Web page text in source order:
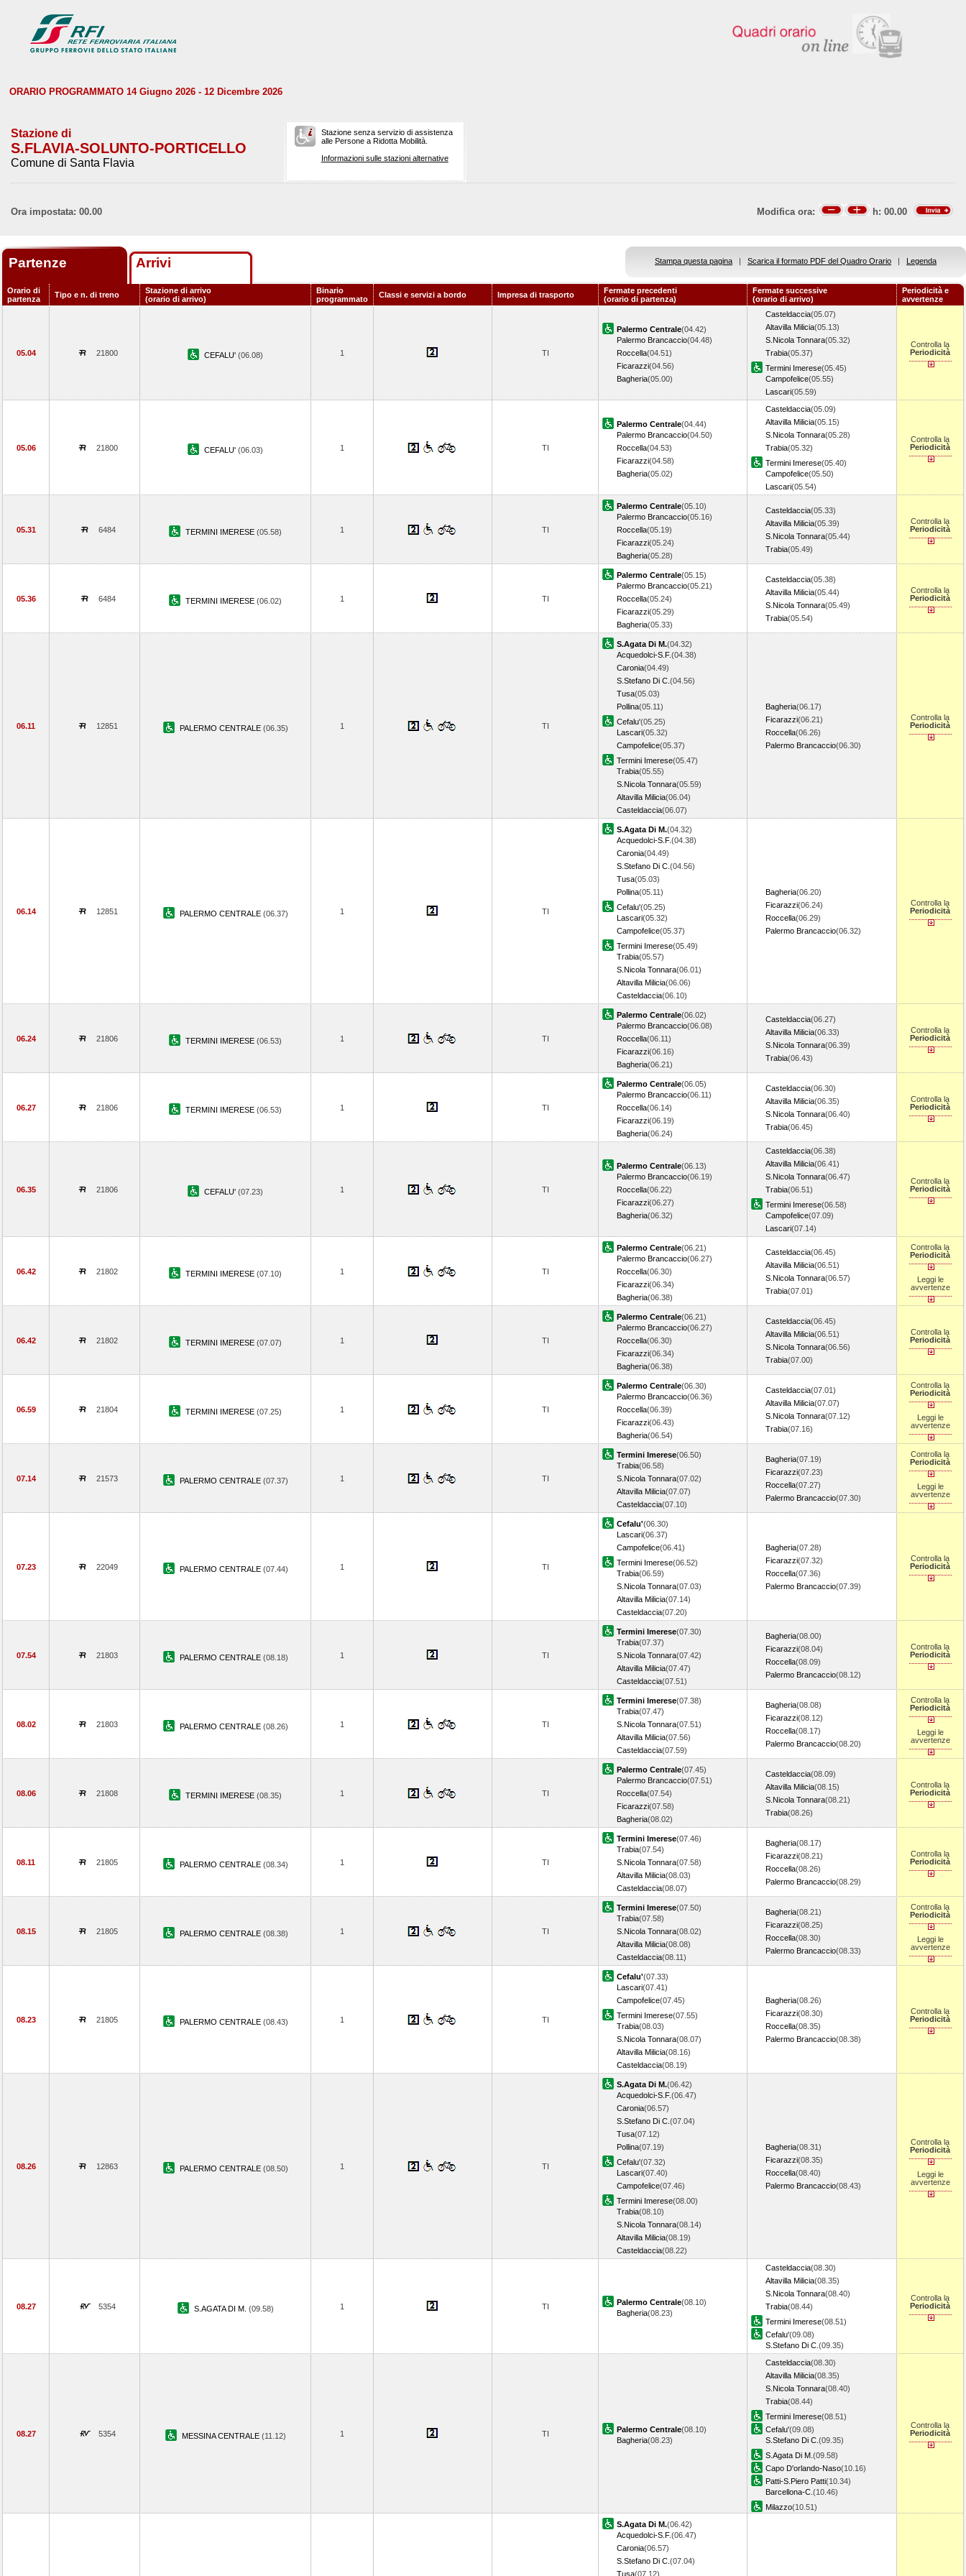
ORARIO PROGRAMMATO 14 Giugno 2026 - 12 Dicembre 2026
Stazione di
S.FLAVIA-SOLUNTO-PORTICELLO
Comune di Santa Flavia
Stazione senza servizio di assistenza
alle Persone a Ridotta Mobilità.
Informazioni sulle stazioni alternative
Ora impostata: 00.00 Modifica ora: h: 00.00
Partenze Arrivi Stampa questa pagina | Scarica il formato PDF del Quadro Orario | Legenda
Orario di
partenza
Tipo e n. di treno
Stazione di arrivo
(orario di arrivo)
Binario
programmato
Classi e servizi a bordo Impresa di trasporto
Fermate precedenti
(orario di partenza)
Fermate successive
(orario di arrivo)
Periodicità e
avvertenze
05.04 21800 CEFALU' (06.08) 1 TI
Palermo Centrale(04.42)
Palermo Brancaccio(04.48)
Roccella(04.51)
Ficarazzi(04.56)
Bagheria(05.00)
Casteldaccia(05.07)
Altavilla Milicia(05.13)
S.Nicola Tonnara(05.32)
Trabia(05.37)
Termini Imerese(05.45)
Campofelice(05.55)
Lascari(05.59)
Controlla la
Periodicità
05.06 21800 CEFALU' (06.03) 1 TI
Palermo Centrale(04.44)
Palermo Brancaccio(04.50)
Roccella(04.53)
Ficarazzi(04.58)
Bagheria(05.02)
Casteldaccia(05.09)
Altavilla Milicia(05.15)
S.Nicola Tonnara(05.28)
Trabia(05.32)
Termini Imerese(05.40)
Campofelice(05.50)
Lascari(05.54)
Controlla la
Periodicità
05.31 6484 TERMINI IMERESE (05.58) 1 TI
Palermo Centrale(05.10)
Palermo Brancaccio(05.16)
Roccella(05.19)
Ficarazzi(05.24)
Bagheria(05.28)
Casteldaccia(05.33)
Altavilla Milicia(05.39)
S.Nicola Tonnara(05.44)
Trabia(05.49)
Controlla la
Periodicità
05.36 6484 TERMINI IMERESE (06.02) 1 TI
Palermo Centrale(05.15)
Palermo Brancaccio(05.21)
Roccella(05.24)
Ficarazzi(05.29)
Bagheria(05.33)
Casteldaccia(05.38)
Altavilla Milicia(05.44)
S.Nicola Tonnara(05.49)
Trabia(05.54)
Controlla la
Periodicità
06.11 12851 PALERMO CENTRALE (06.35) 1 TI
S.Agata Di M.(04.32)
Acquedolci-S.F.(04.38)
Caronia(04.49)
S.Stefano Di C. (04.56)
Tusa(05.03)
Pollina(05.11)
Cefalu'(05.25)
Lascari(05.32)
Campofelice(05.37)
Termini Imerese(05.47)
Trabia(05.55)
S.Nicola Tonnara(05.59)
Altavilla Milicia(06.04)
Casteldaccia(06.07)
Bagheria(06.17)
Ficarazzi(06.21)
Roccella(06.26)
Palermo Brancaccio(06.30)
Controlla la
Periodicità
06.14 12851 PALERMO CENTRALE (06.37) 1 TI
S.Agata Di M.(04.32)
Acquedolci-S.F.(04.38)
Caronia(04.49)
S.Stefano Di C. (04.56)
Tusa(05.03)
Pollina(05.11)
Cefalu'(05.25)
Lascari(05.32)
Campofelice(05.37)
Termini Imerese(05.49)
Trabia(05.57)
S.Nicola Tonnara(06.01)
Altavilla Milicia(06.06)
Casteldaccia(06.10)
Bagheria(06.20)
Ficarazzi(06.24)
Roccella(06.29)
Palermo Brancaccio(06.32)
Controlla la
Periodicità
06.24 21806 TERMINI IMERESE (06.53) 1 TI
Palermo Centrale(06.02)
Palermo Brancaccio(06.08)
Roccella(06.11)
Ficarazzi(06.16)
Bagheria(06.21)
Casteldaccia(06.27)
Altavilla Milicia(06.33)
S.Nicola Tonnara(06.39)
Trabia(06.43)
Controlla la
Periodicità
06.27 21806 TERMINI IMERESE (06.53) 1 TI
Palermo Centrale(06.05)
Palermo Brancaccio(06.11)
Roccella(06.14)
Ficarazzi(06.19)
Bagheria(06.24)
Casteldaccia(06.30)
Altavilla Milicia(06.35)
S.Nicola Tonnara(06.40)
Trabia(06.45)
Controlla la
Periodicità
06.35 21806 CEFALU' (07.23) 1 TI
Palermo Centrale(06.13)
Palermo Brancaccio(06.19)
Roccella(06.22)
Ficarazzi(06.27)
Bagheria(06.32)
Casteldaccia(06.38)
Altavilla Milicia(06.41)
S.Nicola Tonnara(06.47)
Trabia(06.51)
Termini Imerese(06.58)
Campofelice(07.09)
Lascari(07.14)
Controlla la
Periodicità
06.42 21802 TERMINI IMERESE (07.10) 1 TI
Palermo Centrale(06.21)
Palermo Brancaccio(06.27)
Roccella(06.30)
Ficarazzi(06.34)
Bagheria(06.38)
Casteldaccia(06.45)
Altavilla Milicia(06.51)
S.Nicola Tonnara(06.57)
Trabia(07.01)
Controlla la
Periodicità
Leggi le
avvertenze
06.42 21802 TERMINI IMERESE (07.07) 1 TI
Palermo Centrale(06.21)
Palermo Brancaccio(06.27)
Roccella(06.30)
Ficarazzi(06.34)
Bagheria(06.38)
Casteldaccia(06.45)
Altavilla Milicia(06.51)
S.Nicola Tonnara(06.56)
Trabia(07.00)
Controlla la
Periodicità
06.59 21804 TERMINI IMERESE (07.25) 1 TI
Palermo Centrale(06.30)
Palermo Brancaccio(06.36)
Roccella(06.39)
Ficarazzi(06.43)
Bagheria(06.54)
Casteldaccia(07.01)
Altavilla Milicia(07.07)
S.Nicola Tonnara(07.12)
Trabia(07.16)
Controlla la
Periodicità
Leggi le
avvertenze
07.14 21573 PALERMO CENTRALE (07.37) 1 TI
Termini Imerese(06.50)
Trabia(06.58)
S.Nicola Tonnara(07.02)
Altavilla Milicia(07.07)
Casteldaccia(07.10)
Bagheria(07.19)
Ficarazzi(07.23)
Roccella(07.27)
Palermo Brancaccio(07.30)
Controlla la
Periodicità
Leggi le
avvertenze
07.23 22049 PALERMO CENTRALE (07.44) 1 TI
Cefalu'(06.30)
Lascari(06.37)
Campofelice(06.41)
Termini Imerese(06.52)
Trabia(06.59)
S.Nicola Tonnara(07.03)
Altavilla Milicia(07.14)
Casteldaccia(07.20)
Bagheria(07.28)
Ficarazzi(07.32)
Roccella(07.36)
Palermo Brancaccio(07.39)
Controlla la
Periodicità
07.54 21803 PALERMO CENTRALE (08.18) 1 TI
Termini Imerese(07.30)
Trabia(07.37)
S.Nicola Tonnara(07.42)
Altavilla Milicia(07.47)
Casteldaccia(07.51)
Bagheria(08.00)
Ficarazzi(08.04)
Roccella(08.09)
Palermo Brancaccio(08.12)
Controlla la
Periodicità
08.02 21803 PALERMO CENTRALE (08.26) 1 TI
Termini Imerese(07.38)
Trabia(07.47)
S.Nicola Tonnara(07.51)
Altavilla Milicia(07.56)
Casteldaccia(07.59)
Bagheria(08.08)
Ficarazzi(08.12)
Roccella(08.17)
Palermo Brancaccio(08.20)
Controlla la
Periodicità
Leggi le
avvertenze
08.06 21808 TERMINI IMERESE (08.35) 1 TI
Palermo Centrale(07.45)
Palermo Brancaccio(07.51)
Roccella(07.54)
Ficarazzi(07.58)
Bagheria(08.02)
Casteldaccia(08.09)
Altavilla Milicia(08.15)
S.Nicola Tonnara(08.21)
Trabia(08.26)
Controlla la
Periodicità
08.11 21805 PALERMO CENTRALE (08.34) 1 TI
Termini Imerese(07.46)
Trabia(07.54)
S.Nicola Tonnara(07.58)
Altavilla Milicia(08.03)
Casteldaccia(08.07)
Bagheria(08.17)
Ficarazzi(08.21)
Roccella(08.26)
Palermo Brancaccio(08.29)
Controlla la
Periodicità
08.15 21805 PALERMO CENTRALE (08.38) 1 TI
Termini Imerese(07.50)
Trabia(07.58)
S.Nicola Tonnara(08.02)
Altavilla Milicia(08.08)
Casteldaccia(08.11)
Bagheria(08.21)
Ficarazzi(08.25)
Roccella(08.30)
Palermo Brancaccio(08.33)
Controlla la
Periodicità
Leggi le
avvertenze
08.23 21805 PALERMO CENTRALE (08.43) 1 TI
Cefalu'(07.33)
Lascari(07.41)
Campofelice(07.45)
Termini Imerese(07.55)
Trabia(08.03)
S.Nicola Tonnara(08.07)
Altavilla Milicia(08.16)
Casteldaccia(08.19)
Bagheria(08.26)
Ficarazzi(08.30)
Roccella(08.35)
Palermo Brancaccio(08.38)
Controlla la
Periodicità
08.26 12863 PALERMO CENTRALE (08.50) 1 TI
S.Agata Di M.(06.42)
Acquedolci-S.F.(06.47)
Caronia(06.57)
S.Stefano Di C. (07.04)
Tusa(07.12)
Pollina(07.19)
Cefalu'(07.32)
Lascari(07.40)
Campofelice(07.46)
Termini Imerese(08.00)
Trabia(08.10)
S.Nicola Tonnara(08.14)
Altavilla Milicia(08.19)
Casteldaccia(08.22)
Bagheria(08.31)
Ficarazzi(08.35)
Roccella(08.40)
Palermo Brancaccio(08.43)
Controlla la
Periodicità
Leggi le
avvertenze
08.27 5354 S.AGATA DI M. (09.58) 1 TI Palermo Centrale(08.10)
Bagheria(08.23)
Casteldaccia(08.30)
Altavilla Milicia(08.35)
S.Nicola Tonnara(08.40)
Trabia(08.44)
Termini Imerese(08.51)
Cefalu'(09.08)
S.Stefano Di C. (09.35)
Controlla la
Periodicità
08.27 5354 MESSINA CENTRALE (11.12) 1 TI Palermo Centrale(08.10)
Bagheria(08.23)
Casteldaccia(08.30)
Altavilla Milicia(08.35)
S.Nicola Tonnara(08.40)
Trabia(08.44)
Termini Imerese(08.51)
Cefalu'(09.08)
S.Stefano Di C. (09.35)
S.Agata Di M. (09.58)
Capo D'orlando-Naso(10.16)
Patti-S.Piero Patti(10.34)
Barcellona-C. (10.46)
Milazzo(10.51)
Controlla la
Periodicità
S.Agata Di M.(06.42)
Acquedolci-S.F.(06.47)
Caronia(06.57)
S.Stefano Di C. (07.04)
Tusa(07.12)